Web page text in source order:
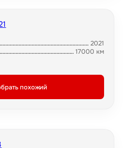
2021
17000 км
похожий